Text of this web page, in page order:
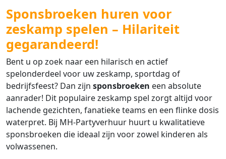
Sponsbroeken huren voor
zeskamp spelen – Hilariteit
gegarandeerd!
Bent u op zoek naar een hilarisch en actief
spelonderdeel voor uw zeskamp, sportdag of
bedrijfsfeest? Dan zijn sponsbroeken een absolute
aanrader! Dit populaire zeskamp spel zorgt altijd voor
lachende gezichten, fanatieke teams en een flinke dosis
waterpret. Bij MH-Partyverhuur huurt u kwalitatieve
sponsbroeken die ideaal zijn voor zowel kinderen als
volwassenen.